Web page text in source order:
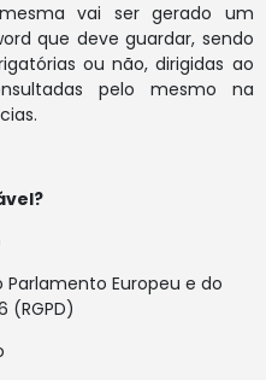
vai ser gerado um
que deve guardar, sendo
ou não, dirigidas ao
pelo mesmo na
Europeu e do
(RGPD)